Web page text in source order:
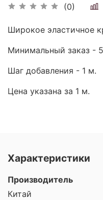
(0)
Широкое эластичное
Минимальный заказ -
Шаг добавления - 1 м.
Цена указана за 1 м.
Характеристики
Производитель
Китай